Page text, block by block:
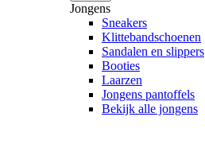
Jongens
Sneakers
Klittebandschoenen
Sandalen en slippers
Booties
Laarzen
Jongens pantoffels
Bekijk alle jongens